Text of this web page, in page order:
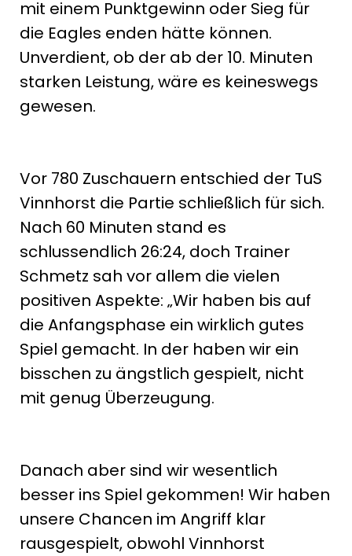
mit einem Punktgewinn oder Sieg für
die Eagles enden hätte können.
Unverdient, ob der ab der 10. Minuten
starken Leistung, wäre es keineswegs
gewesen.
Vor 780 Zuschauern entschied der TuS
Vinnhorst die Partie schließlich für sich.
Nach 60 Minuten stand es
schlussendlich 26:24, doch Trainer
Schmetz sah vor allem die vielen
positiven Aspekte: „Wir haben bis auf
die Anfangsphase ein wirklich gutes
Spiel gemacht. In der haben wir ein
bisschen zu ängstlich gespielt, nicht
mit genug Überzeugung.
Danach aber sind wir wesentlich
besser ins Spiel gekommen! Wir haben
unsere Chancen im Angriff klar
rausgespielt, obwohl Vinnhorst